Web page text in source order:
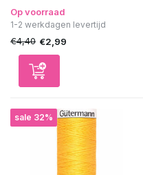
Op voorraad
1-2 werkdagen levertijd
€4,40 €2,99
sale 32%